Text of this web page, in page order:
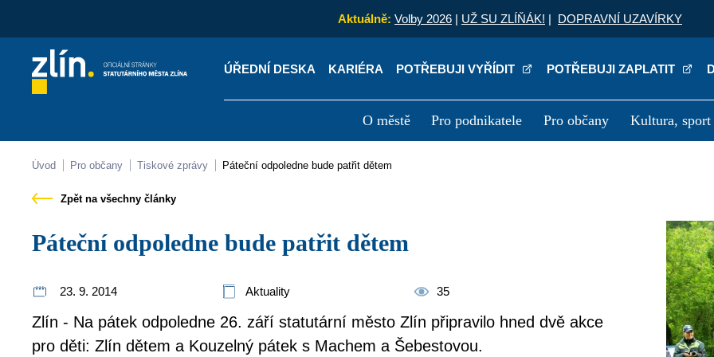
Aktuálně: Volby 2026 | UŽ SU ZLÍŇÁK! | DOPRAVNÍ UZAVÍRKY
ÚŘEDNÍ DESKA KARIÉRA POTŘEBUJI VYŘÍDIT POTŘEBUJI ZAPLATIT
O městě Pro podnikatele Pro občany Kultura, sport
Kontakty Úřední deska
Úvod Pro občany Tiskové zprávy Páteční odpoledne bude patřit dětem
Zpět na všechny články
Páteční odpoledne bude patřit dětem
23. 9. 2014 Aktuality 35
Zlín - Na pátek odpoledne 26. září statutární město Zlín připravilo hned dvě akce
pro děti: Zlín dětem a Kouzelný pátek s Machem a Šebestovou.